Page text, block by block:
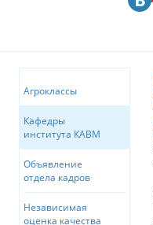
Агроклассы
Кафедры
института КАВМ
Объявление
отдела кадров
Независимая
оценка качества